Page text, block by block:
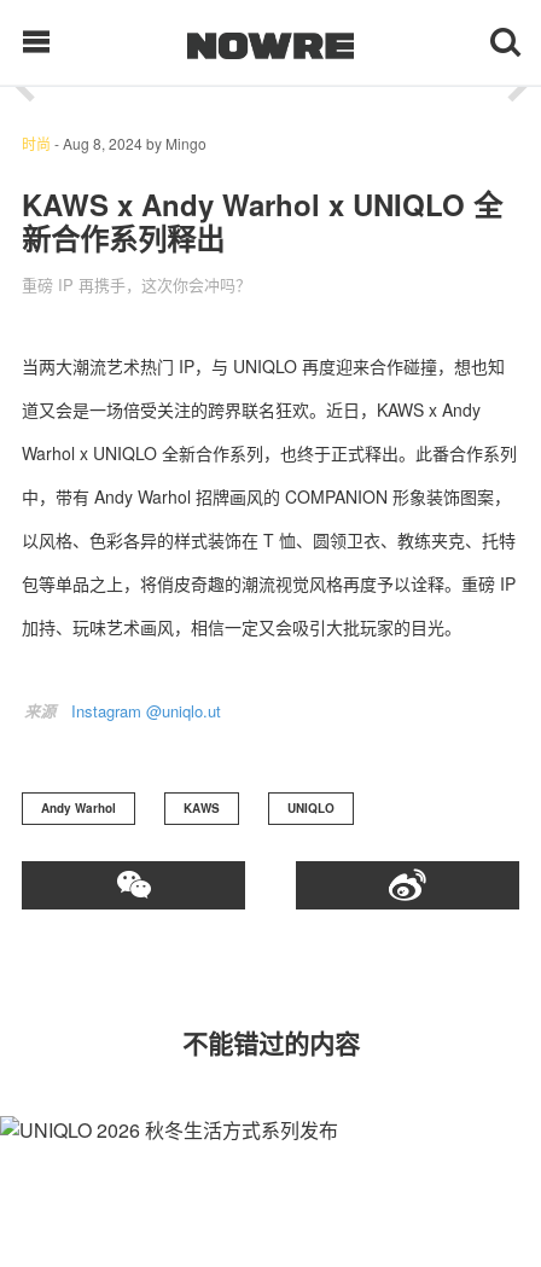
时 尚
球 鞋
生 活
/ 8
时尚 -Aug 8, 2024by Mingo
KAWS x Andy Warhol x UNIQLO 全
新合作系列释出
重磅 IP 再携手，这次你会冲吗？
当两大潮流艺术热门 IP，与 UNIQLO 再度迎来合作碰撞，想也知
道又会是一场倍受关注的跨界联名狂欢。近日，KAWS x Andy
Warhol x UNIQLO 全新合作系列，也终于正式释出。此番合作系列
中，带有 Andy Warhol 招牌画风的 COMPANION 形象装饰图案，
以风格、色彩各异的样式装饰在 T 恤、圆领卫衣、教练夹克、托特
包等单品之上，将俏皮奇趣的潮流视觉风格再度予以诠释。重磅 IP
加持、玩味艺术画风，相信一定又会吸引大批玩家的目光。
来源 Instagram @uniqlo.ut
Andy Warhol KAWS UNIQLO
不能错过的内容